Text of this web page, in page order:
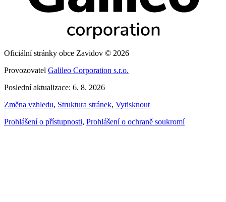
Oficiální stránky obce Zavidov © 2026
Provozovatel Galileo Corporation s.r.o.
Poslední aktualizace: 6. 8. 2026
Změna vzhledu, Struktura stránek, Vytisknout
Prohlášení o přístupnosti, Prohlášení o ochraně soukromí